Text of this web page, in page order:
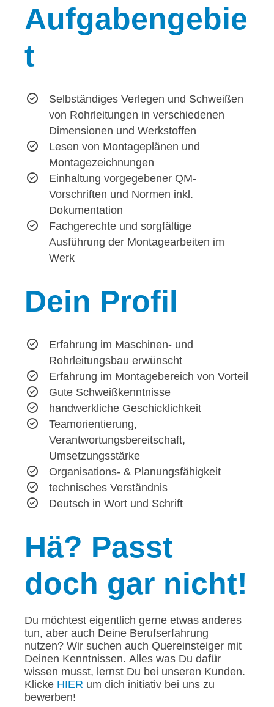
Aufgabengebie
t
Selbständiges Verlegen und Schweißen
von Rohrleitungen in verschiedenen
Dimensionen und Werkstoffen
Lesen von Montageplänen und
Montagezeichnungen
Einhaltung vorgegebener QM-
Vorschriften und Normen inkl.
Dokumentation
Fachgerechte und sorgfältige
Ausführung der Montagearbeiten im
Werk
Dein Profil
Erfahrung im Maschinen- und
Rohrleitungsbau erwünscht
Erfahrung im Montagebereich von Vorteil
Gute Schweißkenntnisse
handwerkliche Geschicklichkeit
Teamorientierung,
Verantwortungsbereitschaft,
Umsetzungsstärke
Organisations- & Planungsfähigkeit
technisches Verständnis
Deutsch in Wort und Schrift
Hä? Passt
doch gar nicht!
Du möchtest eigentlich gerne etwas anderes
tun, aber auch Deine Berufserfahrung
nutzen? Wir suchen auch Quereinsteiger mit
Deinen Kenntnissen. Alles was Du dafür
wissen musst, lernst Du bei unseren Kunden.
Klicke HIER um dich initiativ bei uns zu
bewerben!